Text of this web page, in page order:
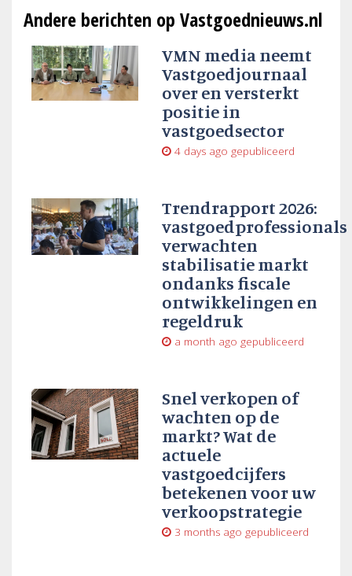
Andere berichten op Vastgoednieuws.nl
VMN media neemt
Vastgoedjournaal
over en versterkt
positie in
vastgoedsector
4 days ago gepubliceerd
Trendrapport 2026:
vastgoedprofessionals
verwachten
stabilisatie markt
ondanks fiscale
ontwikkelingen en
regeldruk
a month ago gepubliceerd
Snel verkopen of
wachten op de
markt? Wat de
actuele
vastgoedcijfers
betekenen voor uw
verkoopstrategie
3 months ago gepubliceerd